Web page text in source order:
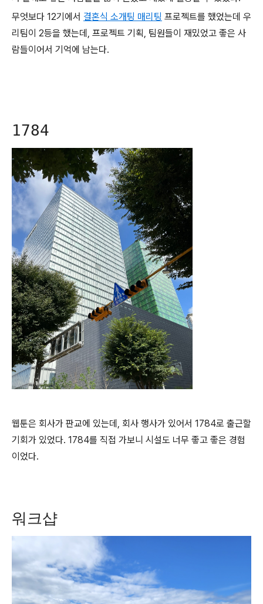
무엇보다 12기에서 결혼식 소개팅 매리팅 프로젝트를 했었는데 우
리팀이 2등을 했는데, 프로젝트 기획, 팀원들이 재밌었고 좋은 사
람들이어서 기억에 남는다.
1784
웹툰은 회사가 판교에 있는데, 회사 행사가 있어서 1784로 출근할
기회가 있었다. 1784를 직접 가보니 시설도 너무 좋고 좋은 경험
이었다.
워크샵